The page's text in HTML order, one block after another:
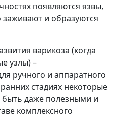
появляются язвы,
и образуются
варикоза (когда
узлы) –
ручного и аппаратного
стадиях некоторые
быть даже полезными и
комплексного